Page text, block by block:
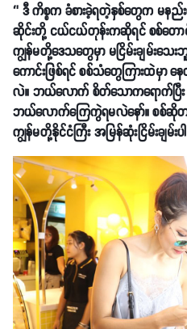
‘’ ဒီ ကိစ္စက ခံစားခဲ့ရတဲ့နှစ်တွေက မန
ဆိုင်းတို့ ငယ်ငယ်တုန်းကဆိုရင် စစ်တော
ကျွန်မတို့ဒေသတွေမှာ မငြိမ်းချမ်းသေ
ကောင်းဖြစ်ရင် စစ်သံတွေကြားထဲမှ
လဲ။ ဘယ်လောက် စိတ်သောကရောက်ပ
ဘယ်လောက်ကြေကွဲရမလဲနော်။ စစ်ဆို
ကျွန်မတို့နိုင်ငံကြီး အမြန်ဆုံးငြိမ်းချမ်း